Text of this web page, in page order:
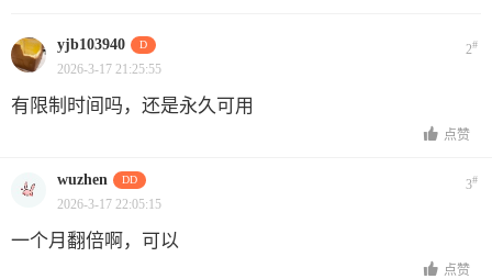
yjb103940 D 2#
2026-3-17 21:25:55
有限制时间吗，还是永久可用
点赞
wuzhen DD 3#
2026-3-17 22:05:15
一个月翻倍啊，可以
点赞